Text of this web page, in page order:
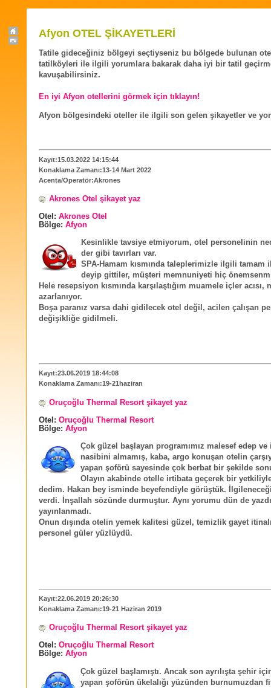
Afyon OTEL ŞİKAYETLERİ
Tatile gideceğiniz bölgeyi seçtiyseniz bu bölgede bulunan
tatilköyleri ile ilgili yorumlara bakarak daha iyi bir tatil
kavuşabilirsiniz.
En iyi Afyon otellerini görmek için tıklayın!
Afyon bölgesindeki oteller ile ilgili son gelen şikayetler ve
Kayıt:15.03.2022 14:15:44
Konaklama Zamanı:13-14 Mart 2022
Acenta/Operatör:Akrones
Akrones Otel şikayet yaz
Otel: Akrones Otel
Bölge: Afyon
Kesinlikle tavsiye etmiyorum, otel personelinin
der gibi tavırları var.
SPA-Hamam kısmında taleplerimizle ilgili tamam
deyip gittiler, müşteri memnuniyeti hiç
Hele resepsiyon kısmında karşılaştığım muamele içler acısı,
azarlanıyor.
Boşa paranız varsa dahi gidilecek otel değil, acilen çalışan
değişikliğe gidilmeli.
Kayıt:23.06.2019 18:44:08
Konaklama Zamanı:19-21haziran
Oruçoğlu Thermal Resort şikayet yaz
Otel: Oruçoğlu Thermal Resort
Bölge: Afyon
Çok güzel başlayan programımız malesef edep ve
nasibini almamış, kaba, argo konuşan otelin
yapan şoförü sayesinde çok berbat bir şekilde
Olayın akabinde otelle irtibata geçerek bir
dedim. Hakan bey isminde beyefendiyle görüştük.
verdi. İnşallah sözünde durmuştur. Aynı yorumu dün de
yayınlanmadı.
Onun dışında otelin yemek kalitesi güzel, temizlik gayet itinalı
personel güler yüzlüydü.
Kayıt:22.06.2019 20:26:30
Konaklama Zamanı:19-21 Haziran 2019
Oruçoğlu Thermal Resort şikayet yaz
Otel: Oruçoğlu Thermal Resort
Bölge: Afyon
Çok güzel başlamıştı. Ancak son ayrılışta şehir
yapan şoförün ükelalığı yüzünden burnumuzdan